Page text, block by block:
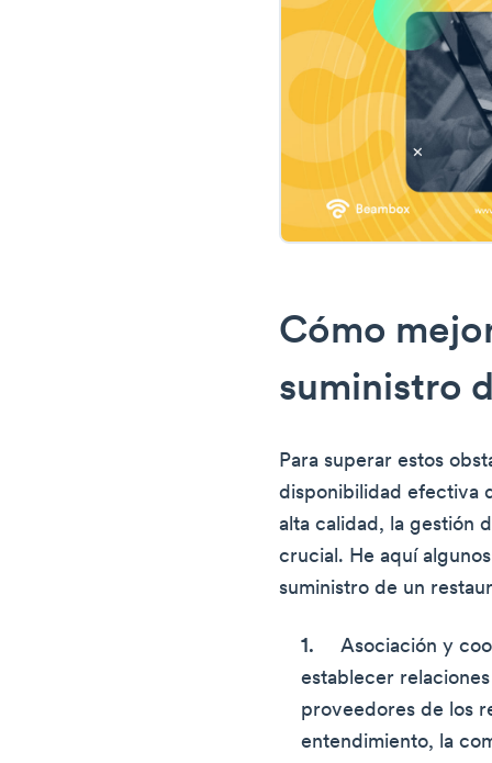
Cómo
suministro
Para superar estos
disponibilidad efectiva
alta calidad, la gestión
crucial. He aquí
suministro de un
Asociación y
establecer
proveedores de los
entendimiento, la